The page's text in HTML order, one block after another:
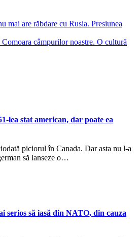
mai are răbdare cu Rusia. Presiunea
câmpurilor noastre. O cultură
lea stat american, dar poate ea
piciorul în Canada. Dar asta nu l-a
să lanseze o…
serios să iasă din NATO, din cauza